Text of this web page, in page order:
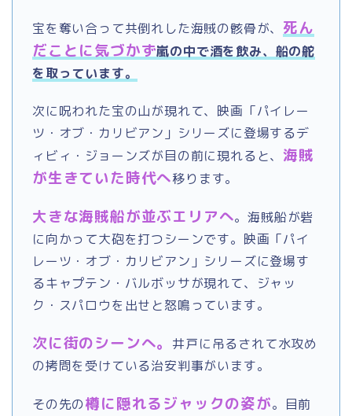
宝を奪い合って共倒れした海賊の骸骨が、 死ん
だことに気づかず嵐の中で酒を飲み、船の舵
を取っています。
次に呪われた宝の山が現れて、映画「パイレー
ツ・オブ・カリビアン」シリーズに登場するデ
ィビィ・ジョーンズが目の前に現れると、海賊
が生きていた時代へ移ります。
大きな海賊船が並ぶエリアへ。海賊船が砦
に向かって大砲を打つシーンです。映画「パイ
レーツ・オブ・カリビアン」シリーズに登場す
るキャプテン・バルボッサが現れて、ジャッ
ク・スパロウを出せと怒鳴っています。
次に街のシーンへ。
井戸に吊るされて水攻め
の拷問を受けている治安判事がいます。
その先の樽に隠れるジャックの姿が。目前